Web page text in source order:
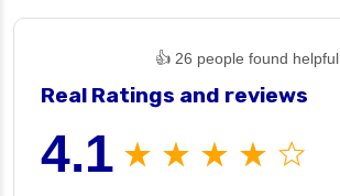
👍 26 people found helpful
Real Ratings and reviews
4.1 ★ ★ ★ ★ ☆